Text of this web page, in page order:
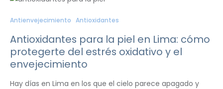
Antienvejecimiento Antioxidantes
Antioxidantes para la piel en Lima: cómo
protegerte del estrés oxidativo y el
envejecimiento
Hay días en Lima en los que el cielo parece apagado y